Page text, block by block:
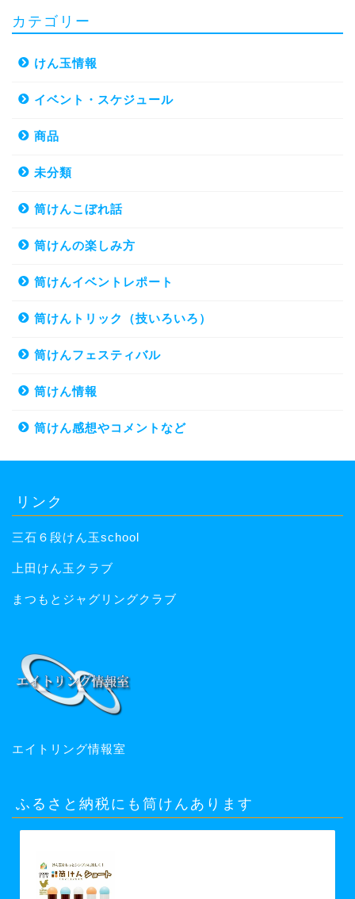
カテゴリー
けん玉情報
イベント・スケジュール
商品
未分類
筒けんこぼれ話
筒けんの楽しみ方
筒けんイベントレポート
筒けんトリック（技いろいろ）
筒けんフェスティバル
筒けん情報
筒けん感想やコメントなど
リンク
三石６段けん玉school
上田けん玉クラブ
まつもとジャグリングクラブ
エイトリング情報室
ふるさと納税にも筒けんあります